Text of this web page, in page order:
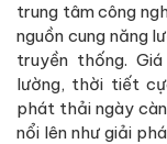
trung tâm công
nguồn cung năng
truyền thống.
lường, thời tiết
phát thải ngày
nổi lên như giải